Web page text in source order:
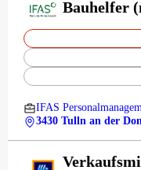
Bauhelfer
IFAS
3430 Tulln an der